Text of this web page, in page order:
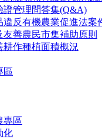
證管理問答集(Q&A)
違反有機農業促進法案
善農民市集補助原則
耕作種植面積概況
區
專區
化